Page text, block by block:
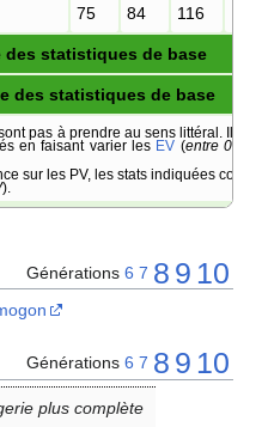
75 84 116
des statistiques de base
des statistiques de base
pas à prendre au sens littéral. Il
en faisant varier les EV (entre 0 et
sur les PV, les stats indiquées
).
Générations 6 7 8 9 10
Générations 6 7 8 9 10
plus complète